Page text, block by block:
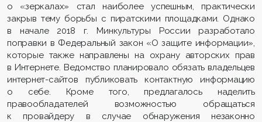
о «зеркалах» стал наиболее успешным, практически
закрыв тему борьбы с пиратскими площадками. Однако
в начале 2018 г. Минкультуры России разработало
поправки в Федеральный закон «О защите информации»,
которые также направлены на охрану авторских прав
в Интернете. Ведомство планировало обязать владельцев
интернет-сайтов публиковать контактную информацию
о себе. Кроме того, предлагалось наделить
правообладателей возможностью обращаться
к провайдеру в случае обнаружения незаконно